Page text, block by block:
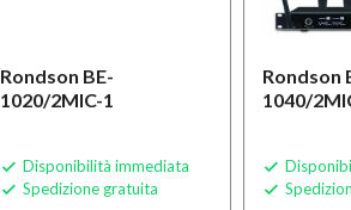
Rondson BE-
1020/2MIC-1
 Disponibilità immediata
 Spedizione gratuita
Rondson
1040/

